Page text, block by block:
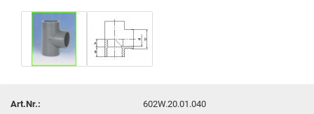
Art.Nr.:
602W.20.01.040